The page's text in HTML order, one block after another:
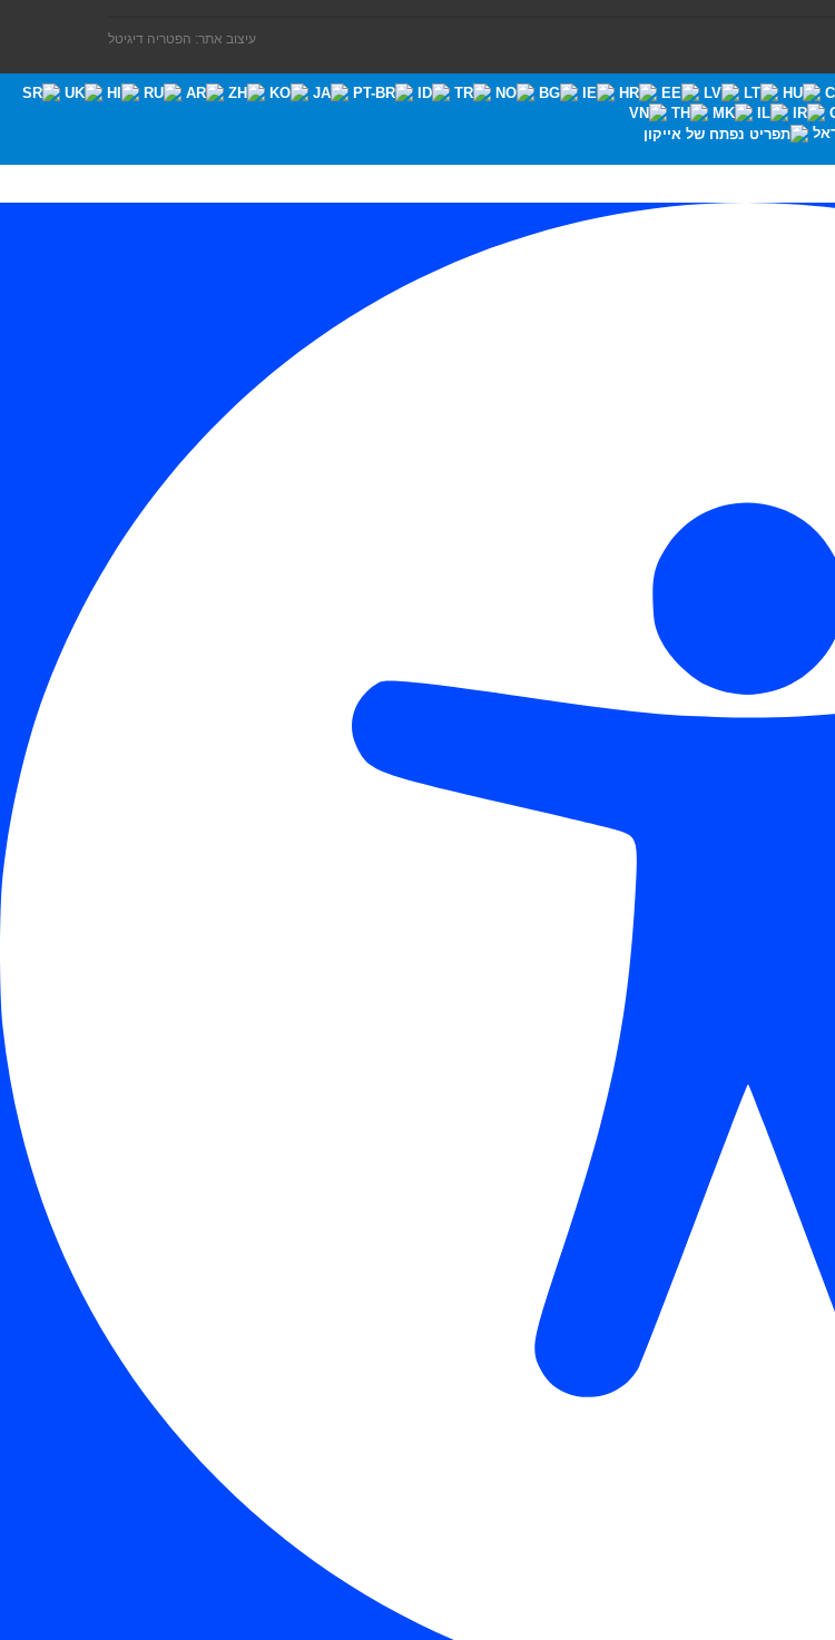
עיצוב אתר: הפטריה דיגיטל